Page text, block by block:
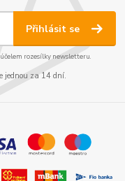
Přihlásit se
rozesílky newsletteru.
jednou za 14 dní.